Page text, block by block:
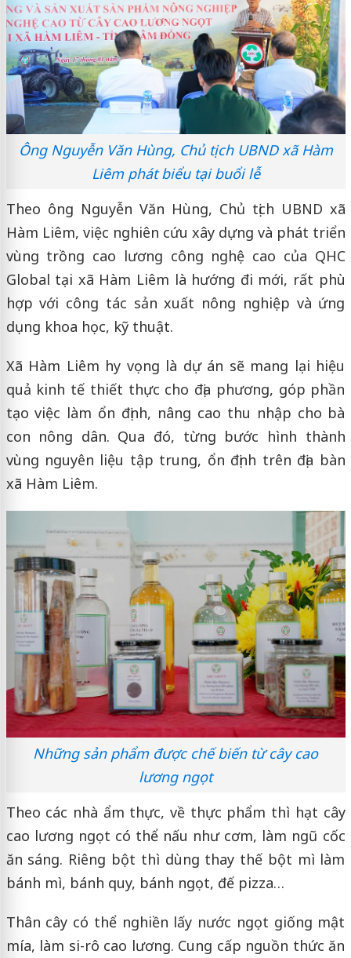
Ông Nguyễn Văn Hùng, Chủ tịch UBND xã Hàm
Liêm phát biểu tại buổi lễ
Theo ông Nguyễn Văn Hùng, Chủ tịch UBND xã
Hàm Liêm, việc nghiên cứu xây dựng và phát triển
vùng trồng cao lương công nghệ cao của QHC
Global tại xã Hàm Liêm là hướng đi mới, rất phù
hợp với công tác sản xuất nông nghiệp và ứng
dụng khoa học, kỹ thuật.
Xã Hàm Liêm hy vọng là dự án sẽ mang lại hiệu
quả kinh tế thiết thực cho địa phương, góp phần
tạo việc làm ổn định, nâng cao thu nhập cho bà
con nông dân. Qua đó, từng bước hình thành
vùng nguyên liệu tập trung, ổn định trên địa bàn
xã Hàm Liêm.
Những sản phẩm được chế biến từ cây cao
lương ngọt
Theo các nhà ẩm thực, về thực phẩm thì hạt cây
cao lương ngọt có thể nấu như cơm, làm ngũ cốc
ăn sáng. Riêng bột thì dùng thay thế bột mì làm
bánh mì, bánh quy, bánh ngọt, đế pizza…
Thân cây có thể nghiền lấy nước ngọt giống mật
mía, làm si-rô cao lương. Cung cấp nguồn thức ăn